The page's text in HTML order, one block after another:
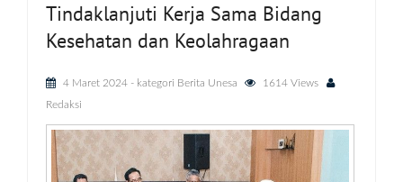
Tindaklanjuti Kerja Sama Bidang
Kesehatan dan Keolahragaan
4 Maret 2024 - kategori Berita Unesa
1614 Views
Redaksi